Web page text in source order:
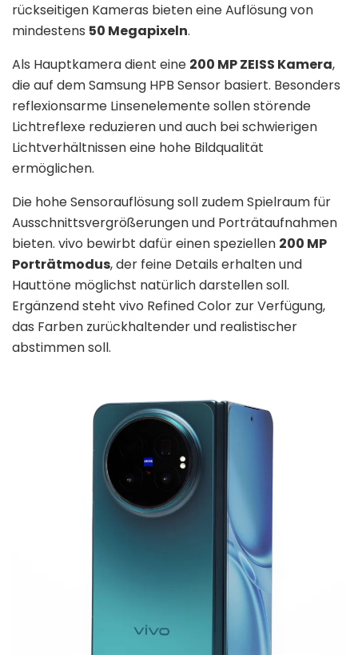
rückseitigen Kameras bieten eine Auflösung von
mindestens 50 Megapixeln.
Als Hauptkamera dient eine 200 MP ZEISS Kamera,
die auf dem Samsung HPB Sensor basiert. Besonders
reflexionsarme Linsenelemente sollen störende
Lichtreflexe reduzieren und auch bei schwierigen
Lichtverhältnissen eine hohe Bildqualität
ermöglichen.
Die hohe Sensorauflösung soll zudem Spielraum für
Ausschnittsvergrößerungen und Porträtaufnahmen
bieten. vivo bewirbt dafür einen speziellen 200 MP
Porträtmodus, der feine Details erhalten und
Hauttöne möglichst natürlich darstellen soll.
Ergänzend steht vivo Refined Color zur Verfügung,
das Farben zurückhaltender und realistischer
abstimmen soll.